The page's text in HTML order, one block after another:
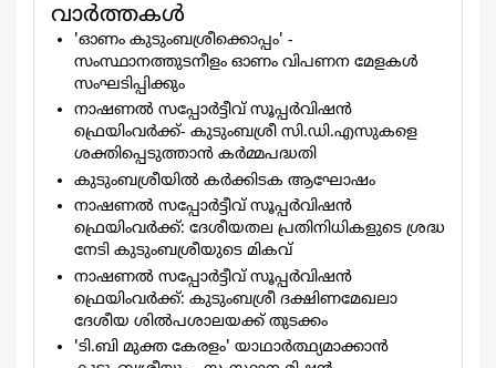
വാര്‍ത്തകള്‍
'ഓണം കുടുംബശ്രീക്കൊപ്പം' -
സംസ്ഥാനത്തുടനീളം ഓണം വിപണന മേളകള്‍
സംഘടിപ്പിക്കും
നാഷണൽ സപ്പോർട്ടീവ് സൂപ്പർവിഷൻ
ഫ്രെയിംവർക്ക്- കുടുംബശ്രീ സി.ഡി.എസുകളെ
ശക്തിപ്പെടുത്താൻ കർമ്മപദ്ധതി
കുടുംബശ്രീയിൽ കർക്കിടക ആഘോഷം
നാഷണൽ സപ്പോർട്ടീവ് സൂപ്പർവിഷൻ
ഫ്രെയിംവർക്ക്: ദേശീയതല പ്രതിനിധികളുടെ ശ്രദ്ധ
നേടി കുടുംബശ്രീയുടെ മികവ്
നാഷണല്‍ സപ്പോര്‍ട്ടീവ് സൂപ്പര്‍വിഷന്‍
ഫ്രെയിംവര്‍ക്ക്: കുടുംബശ്രീ ദക്ഷിണമേഖലാ
ദേശീയ ശില്‍പശാലയക്ക് തുടക്കം
'ടി.ബി മുക്ത കേരളം' യാഥാര്‍ത്ഥ്യമാക്കാന്‍